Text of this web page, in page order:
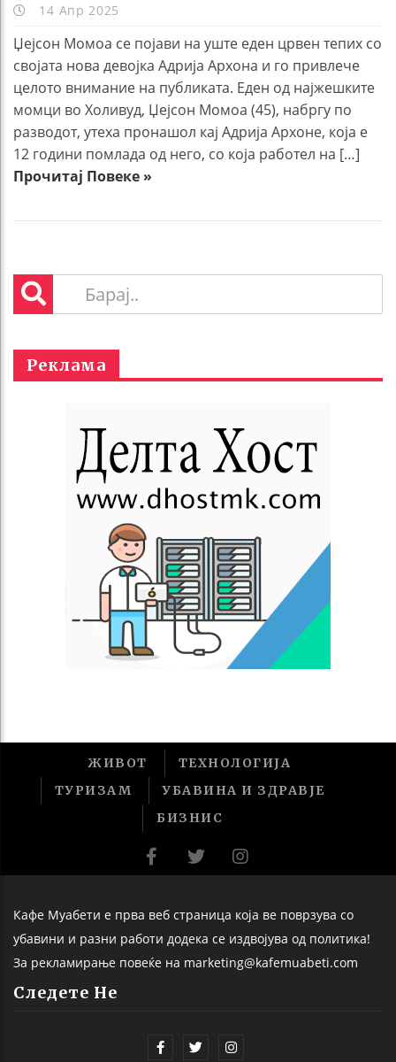
14 Апр 2025
Џејсон Момоа се појави на уште еден црвен тепих со
својата нова девојка Адрија Архона и го привлече
целото внимание на публиката. Еден од најжешките
момци во Холивуд, Џејсон Момоа (45), набргу по
разводот, утеха пронашол кај Адрија Архоне, која е
12 години помлада од него, со која работел на […]
Прочитај Повеке »
Реклама
ЖИВОТ
ТЕХНОЛОГИЈА
ТУРИЗАМ
УБАВИНА И ЗДРАВЈЕ
БИЗНИС
Кафе Муабети е прва веб страница која ве поврзува со
убавини и разни работи додека се издвојува од политика!
За рекламирање повеќе на marketing@kafemuabeti.com
Следете Не